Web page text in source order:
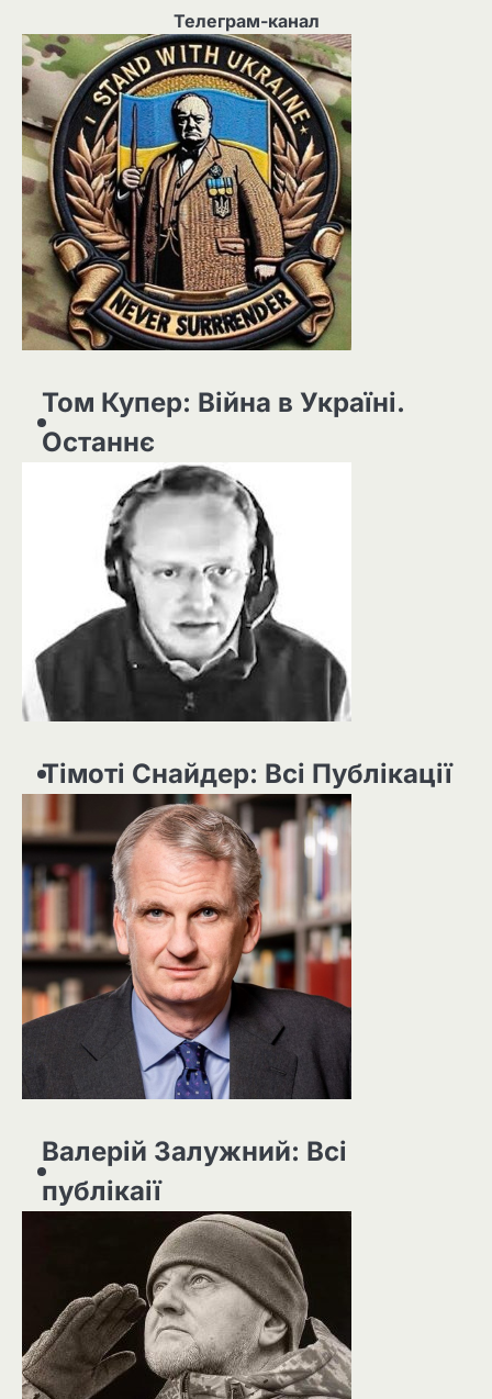
Телеграм-канал
Том Купер: Війна в Україні.
Останнє
Тімоті Снайдер: Всі Публікації
Валерій Залужний: Всі
публікаії